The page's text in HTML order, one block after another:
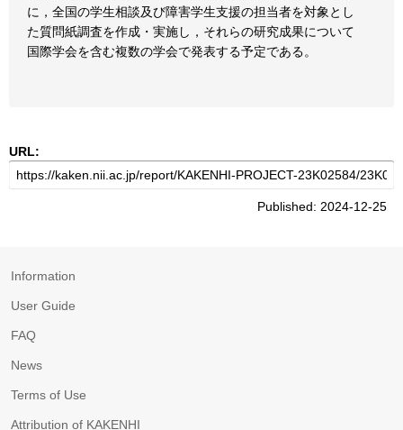
に，全国の学生相談及び障害学生支援の担当者を対象とし
た質問紙調査を作成・実施し，それらの研究成果について
国際学会を含む複数の学会で発表する予定である。
URL:
Published: 2024-12-25
Information
User Guide
FAQ
News
Terms of Use
Attribution of KAKENHI